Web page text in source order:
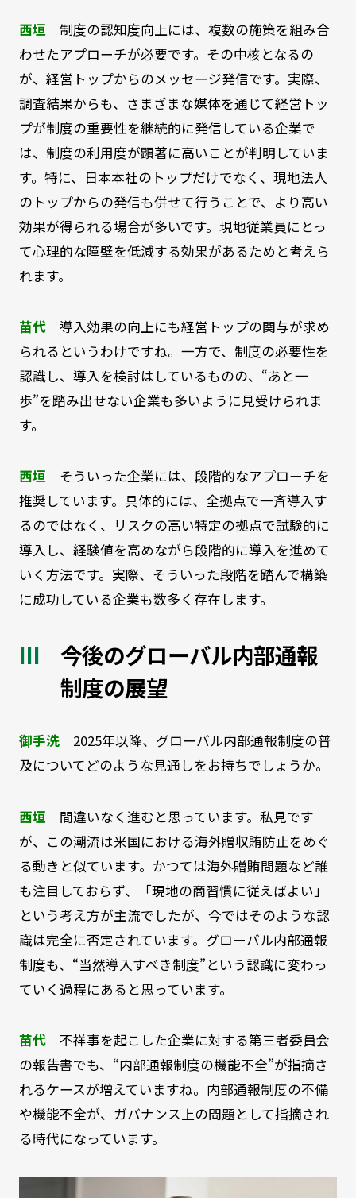
西垣 制度の認知度向上には、複数の施策を組み合
わせたアプローチが必要です。その中核となるの
が、経営トップからのメッセージ発信です。実際、
調査結果からも、さまざまな媒体を通じて経営トッ
プが制度の重要性を継続的に発信している企業で
は、制度の利用度が顕著に高いことが判明していま
す。特に、日本本社のトップだけでなく、現地法人
のトップからの発信も併せて行うことで、より高い
効果が得られる場合が多いです。現地従業員にとっ
て心理的な障壁を低減する効果があるためと考えら
れます。
苗代導入効果の向上にも経営トップの関与が求め
られるというわけですね。一方で、制度の必要性を
認識し、導入を検討はしているものの、“あと一
歩”を踏み出せない企業も多いように見受けられま
す。
西垣 そういった企業には、段階的なアプローチを
推奨しています。具体的には、全拠点で一斉導入す
るのではなく、リスクの高い特定の拠点で試験的に
導入し、経験値を高めながら段階的に導入を進めて
いく方法です。実際、そういった段階を踏んで構築
に成功している企業も数多く存在します。
今後のグローバル内部通報
制度の展望
御手洗2025年以降、グローバル内部通報制度の普
及についてどのような見通しをお持ちでしょうか。
西垣 間違いなく進むと思っています。私見です
が、この潮流は米国における海外贈収賄防止をめぐ
る動きと似ています。かつては海外贈賄問題など誰
も注目しておらず、「現地の商習慣に従えばよい」
という考え方が主流でしたが、今ではそのような認
識は完全に否定されています。グローバル内部通報
制度も、“当然導入すべき制度”という認識に変わっ
ていく過程にあると思っています。
苗代不祥事を起こした企業に対する第三者委員会
の報告書でも、“内部通報制度の機能不全”が指摘さ
れるケースが増えていますね。内部通報制度の不備
や機能不全が、ガバナンス上の問題として指摘され
る時代になっています。